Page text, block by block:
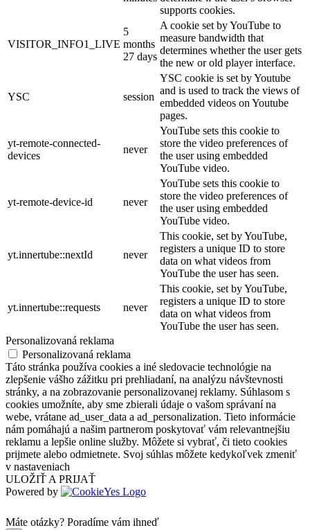
supports cookies.
VISITOR_INFO1_LIVE
5
months
27 days
A cookie set by YouTube to
measure bandwidth that
determines whether the user gets
the new or old player interface.
YSC session
YSC cookie is set by Youtube
and is used to track the views of
embedded videos on Youtube
pages.
yt-remote-connected-
devices
never
YouTube sets this cookie to
store the video preferences of
the user using embedded
YouTube video.
yt-remote-device-id never
YouTube sets this cookie to
store the video preferences of
the user using embedded
YouTube video.
yt.innertube::nextId never
This cookie, set by YouTube,
registers a unique ID to store
data on what videos from
YouTube the user has seen.
yt.innertube::requests never
This cookie, set by YouTube,
registers a unique ID to store
data on what videos from
YouTube the user has seen.
Personalizovaná reklama
Personalizovaná reklama
Táto stránka používa cookies a iné sledovacie technológie na
zlepšenie vášho zážitku pri prehliadaní, na analýzu návštevnosti
stránky, a na zobrazovanie personalizovanej reklamy. Súhlasom s
cookies umožníte, aby sme zbierali údaje o vašom správaní na
webe, vrátane ad_user_data a ad_personalization. Tieto informácie
nám pomáhajú a našim partnerom poskytovať vám relevantnejšiu
reklamu a lepšie online služby. Môžete si vybrať, či tieto cookies
prijmete alebo odmietnete. Svoj súhlas môžete kedykoľvek zmeniť
v nastaveniach
ULOŽIŤ A PRIJAŤ
Powered by
Máte otázky? Poradíme vám ihneď